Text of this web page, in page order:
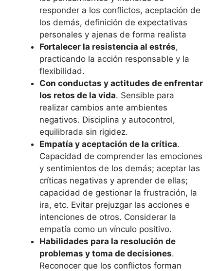
responder a los conflictos, aceptación de
los demás, definición de expectativas
personales y ajenas de forma realista
Fortalecer la resistencia al estrés,
practicando la acción responsable y la
flexibilidad.
Con conductas y actitudes de enfrentar
los retos de la vida. Sensible para
realizar cambios ante ambientes
negativos. Disciplina y autocontrol,
equilibrada sin rigidez.
Empatía y aceptación de la crítica.
Capacidad de comprender las emociones
y sentimientos de los demás; aceptar las
críticas negativas y aprender de ellas;
capacidad de gestionar la frustración, la
ira, etc. Evitar prejuzgar las acciones e
intenciones de otros. Considerar la
empatía como un vínculo positivo.
Habilidades para la resolución de
problemas y toma de decisiones.
Reconocer que los conflictos forman